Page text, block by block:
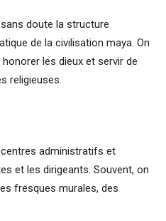
doute la structure
de la civilisation maya. On
les dieux et servir de
religieuses.
administratifs et
et les dirigeants. Souvent, on
fresques murales, des